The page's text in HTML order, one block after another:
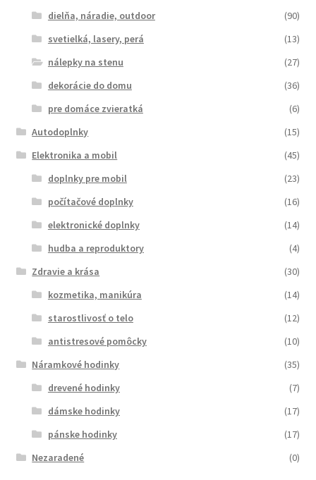
dielňa, náradie, outdoor
(90)
svetielká, lasery, perá
(13)
nálepky na stenu
(27)
dekorácie do domu
(36)
pre domáce zvieratká
(6)
Autodoplnky
(15)
Elektronika a mobil
(45)
doplnky pre mobil
(23)
počítačové doplnky
(16)
elektronické doplnky
(14)
hudba a reproduktory
(4)
Zdravie a krása
(30)
kozmetika, manikúra
(14)
starostlivosť o telo
(12)
antistresové pomôcky
(10)
Náramkové hodinky
(35)
drevené hodinky
(7)
dámske hodinky
(17)
pánske hodinky
(17)
Nezaradené
(0)